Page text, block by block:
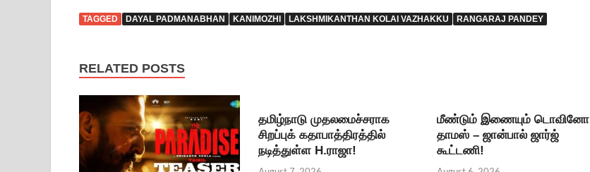
TAGGED DAYAL PADMANABHAN KANIMOZHI LAKSHMIKANTHAN KOLAI VAZHAKKU RANGARAJ PANDEY
RELATED POSTS
தமிழ்நாடு முதலமைச்சராக
சிறப்புக் கதாபாத்திரத்தில்
நடித்துள்ள H.ராஜா!
மீண்டும் இணையும் டொவினோ
தாமஸ் – ஜான்பால் ஜார்ஜ்
கூட்டணி!